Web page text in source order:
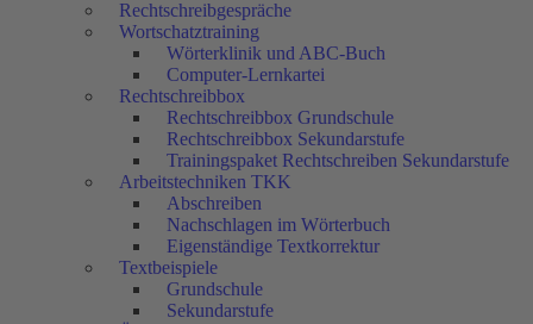
Rechtschreibgespräche
Wortschatztraining
Wörterklinik und ABC-Buch
Computer-Lernkartei
Rechtschreibbox
Rechtschreibbox Grundschule
Rechtschreibbox Sekundarstufe
Trainingspaket Rechtschreiben Sekundarstufe
Arbeitstechniken TKK
Abschreiben
Nachschlagen im Wörterbuch
Eigenständige Textkorrektur
Textbeispiele
Grundschule
Sekundarstufe